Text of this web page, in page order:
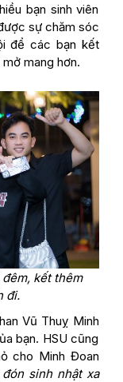
bạn sinh viên
sự chăm sóc
để các bạn kết
mang hơn.
kết thêm
đi.
Vũ Thuỵ Minh
bạn. HSU cũng
cho Minh Đoan
sinh nhật xa